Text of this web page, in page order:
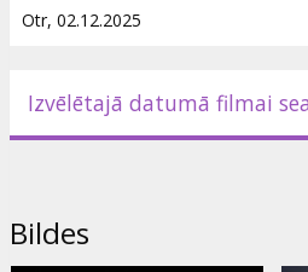
Režisors: Finn den Hertog
Izvēlētajā datumā filmai
Bildes